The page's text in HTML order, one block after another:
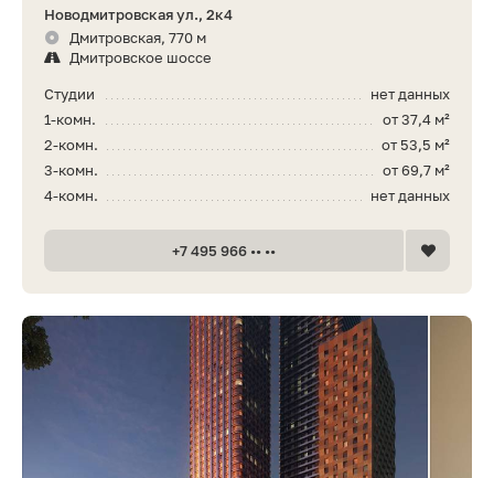
Новодмитровская ул., 2к4
Дмитровская, 770 м
Дмитровское шоссе
нет данных
Студии
от 37,4 м²
1-комн.
от 53,5 м²
2-комн.
от 69,7 м²
3-комн.
нет данных
4-комн.
+7 495 966 •• ••